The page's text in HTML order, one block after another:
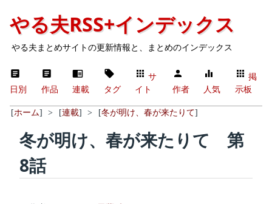
やる夫RSS+インデックス
やる夫まとめサイトの更新情報と、まとめのインデックス
日別 作品 連載 タグ
サ
イト
作者 人気
掲
示板
[ホーム] > [連載] > [冬が明け、春が来たりて]
冬が明け、春が来たりて 第
8話